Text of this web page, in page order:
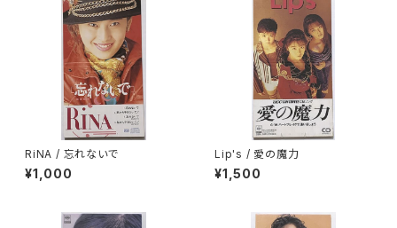
RiNA / 忘れないで
¥1,000
Lip's / 愛の魔力
¥1,500